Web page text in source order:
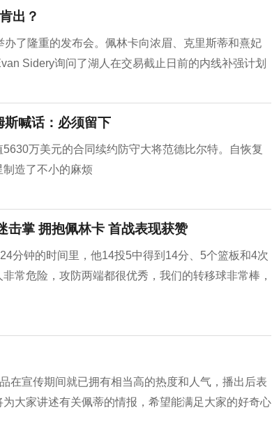
出？
了隆重的发布会。佩林卡向浓眉、克里斯蒂和熹妃
Sidery询问了湖人在交易截止日前的内线补强计划
斯喊话：必须留下
万美元的合同续约防守大将范德比尔特。自恢复
造了不小的麻烦
击掌 拥抱佩林卡 首战表现获赞
分钟的时间里，他14投5中得到14分、5个篮板和4次
常危险，攻防两端都很优秀，我们的转移球非常棒，
在宣传期间就已拥有相当高的热度和人气，播出后表
大家讲述有关佩蒂的情报，希望能满足大家的好奇心